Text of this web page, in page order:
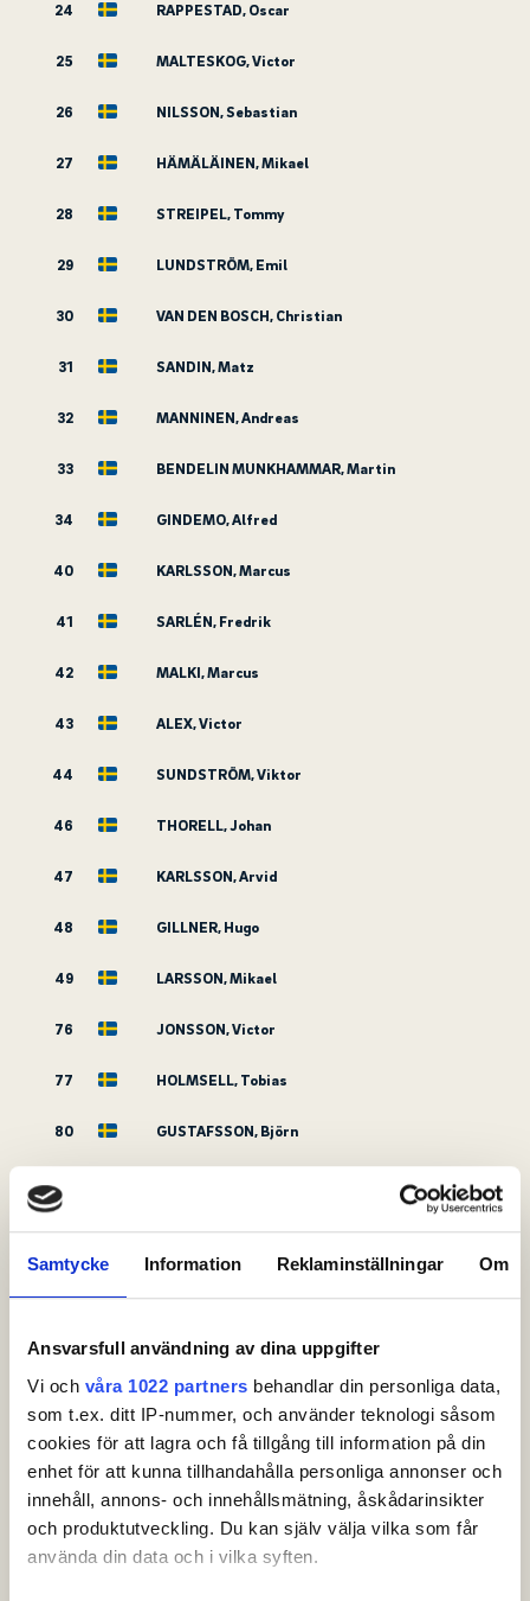
Samtycke Information Reklaminställningar Om
Ansvarsfull användning av dina uppgifter
Vi och våra 1022 partners behandlar din personliga data,
som t.ex. ditt IP-nummer, och använder teknologi såsom
cookies för att lagra och få tillgång till information på din
enhet för att kunna tillhandahålla personliga annonser och
innehåll, annons- och innehållsmätning, åskådarinsikter
och produktutveckling. Du kan själv välja vilka som får
använda din data och i vilka syften.
24 RAPPESTAD, Oscar
25 MALTESKOG, Victor
26 NILSSON, Sebastian
27 HÄMÄLÄINEN, Mikael
28 STREIPEL, Tommy
29 LUNDSTRÖM, Emil
30 VAN DEN BOSCH, Christian
31 SANDIN, Matz
32 MANNINEN, Andreas
33 BENDELIN MUNKHAMMAR, Martin
34 GINDEMO, Alfred
40 KARLSSON, Marcus
41 SARLÉN, Fredrik
42 MALKI, Marcus
43 ALEX, Victor
44 SUNDSTRÖM, Viktor
46 THORELL, Johan
47 KARLSSON, Arvid
48 GILLNER, Hugo
49 LARSSON, Mikael
76 JONSSON, Victor
77 HOLMSELL, Tobias
80 GUSTAFSSON, Björn
82 VAN DEN BOSCH, Jesper
85 PETERSSON, Elias
86 KRANTZ, August
TEGEL, Gustav
88 SKÄRBERG, Jonathan